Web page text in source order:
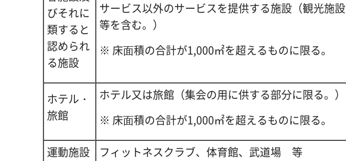
びそれに
類すると
認められ
る施設
サービス以外のサービスを提供する施設（観光施設
等を含む。）
※ 床⾯積の合計が1,000㎡を超えるものに限る。
ホテル・
旅館
ホテル又は旅館（集会の用に供する部分に限る。）
※ 床⾯積の合計が1,000㎡を超えるものに限る。
運動施設
フィットネスクラブ、体育館、武道場 等